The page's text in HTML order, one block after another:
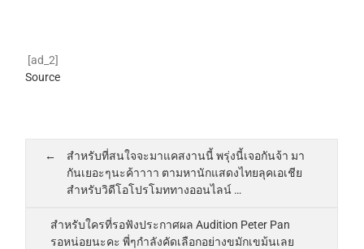
[ad_2]
Source
สำหรับที่สนใจจะมาแคสงานนี้ พรุ่งนี้เจอกันจ้า มา
กันเยอะๆนะค้าาาา ตามหานักแสดงไทยลุคเอเชีย
สำหรับวิดีโอโปรโมททางออนไลน์ …
สำหรับใครที่รอฟังประกาศผล Audition Peter Pan
รอหน่อยนะคะ พี่ๆกำลังคัดเลือกอย่างขมักเขม้นเลย